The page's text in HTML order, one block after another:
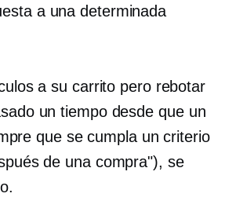
a una determinada
a su carrito pero rebotar
un tiempo desde que un
que se cumpla un criterio
de una compra"), se